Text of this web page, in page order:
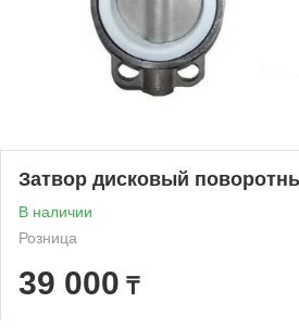
Затвор дисковый
В наличии
Розница
39 000 ₸